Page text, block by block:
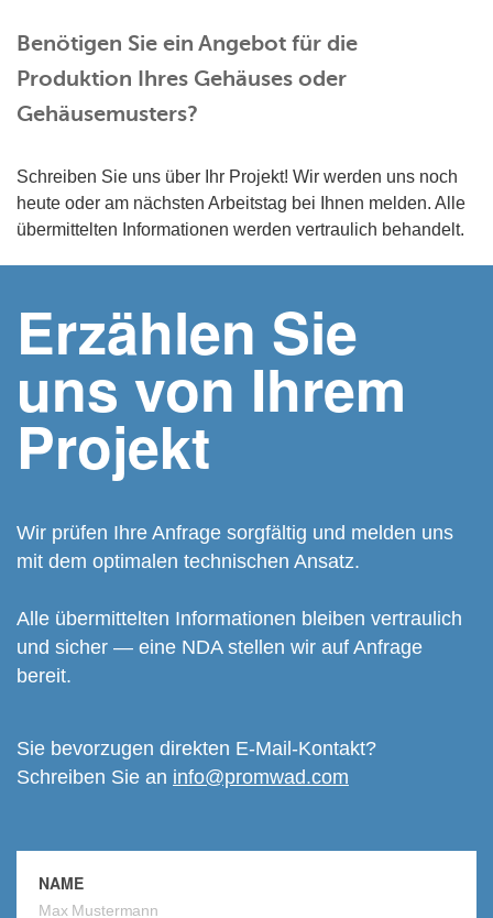
Benötigen Sie ein Angebot für die
Produktion Ihres Gehäuses oder
Gehäusemusters?
Schreiben Sie uns über Ihr Projekt! Wir werden uns noch
heute oder am nächsten Arbeitstag bei Ihnen melden. Alle
übermittelten Informationen werden vertraulich behandelt.
Erzählen Sie
uns von Ihrem
Projekt
Wir prüfen Ihre Anfrage sorgfältig und melden uns
mit dem optimalen technischen Ansatz.
Alle übermittelten Informationen bleiben vertraulich
und sicher — eine NDA stellen wir auf Anfrage
bereit.
Sie bevorzugen direkten E-Mail-Kontakt?
Schreiben Sie an info@promwad.com
NAME